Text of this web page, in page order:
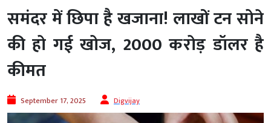
समंदर में छिपा है खजाना! लाखों टन सोने
की हो गई खोज, 2000 करोड़ डॉलर है
कीमत
September 17, 2025 Digvijay